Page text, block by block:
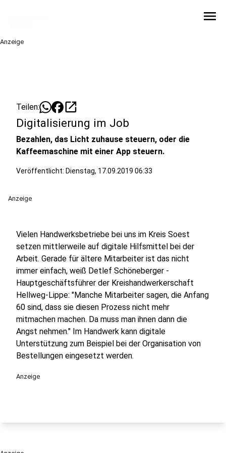
menu
Anzeige
Teilen: open_in_new
Digitalisierung im Job
Bezahlen, das Licht zuhause steuern, oder die
Kaffeemaschine mit einer App steuern.
Veröffentlicht: Dienstag, 17.09.2019 06:33
Anzeige
Vielen Handwerksbetriebe bei uns im Kreis Soest
setzen mittlerweile auf digitale Hilfsmittel bei der
Arbeit. Gerade für ältere Mitarbeiter ist das nicht
immer einfach, weiß Detlef Schöneberger -
Hauptgeschäftsführer der Kreishandwerkerschaft
Hellweg-Lippe: "Manche Mitarbeiter sagen, die Anfang
60 sind, dass sie diesen Prozess nicht mehr
mitmachen machen. Da muss man ihnen dann die
Angst nehmen." Im Handwerk kann digitale
Unterstützung zum Beispiel bei der Organisation von
Bestellungen eingesetzt werden.
Anzeige